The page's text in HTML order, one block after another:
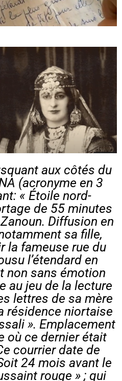
aux côtés du
(acronyme en 3
« Étoile nord-
de 55 minutes
Diffusion en
sa fille,
la fameuse rue du
l’étendard en
non sans émotion
au jeu de la lecture
lettres de sa mère
résidence niortaise
». Emplacement
où ce dernier était
courrier date de
24 mois avant le
rouge » ; qui